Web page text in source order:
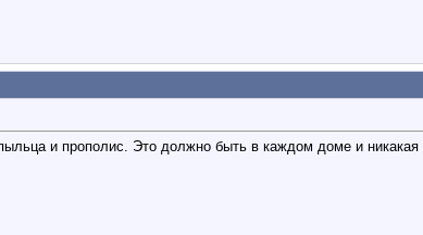
и прополис. Это должно быть в каждом доме и